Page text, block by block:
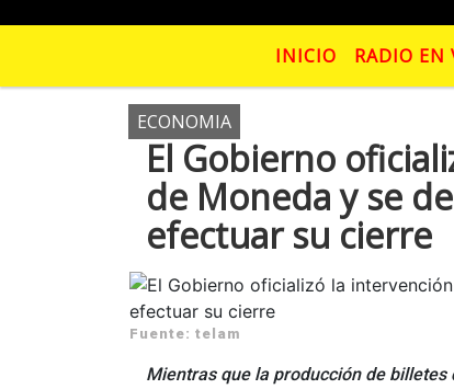
INICIO RADIO EN
ECONOMIA
El Gobierno
de Moneda y se
efectuar su cierre
Fuente: telam
Mientras que la producción de